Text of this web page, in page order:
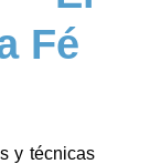
Fé
y técnicas